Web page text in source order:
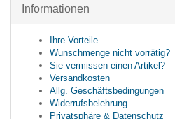
Informationen
Ihre Vorteile
Wunschmenge nicht vorrätig?
Sie vermissen einen Artikel?
Versandkosten
Allg. Geschäftsbedingungen
Widerrufsbelehrung
Privatsphäre & Datenschutz